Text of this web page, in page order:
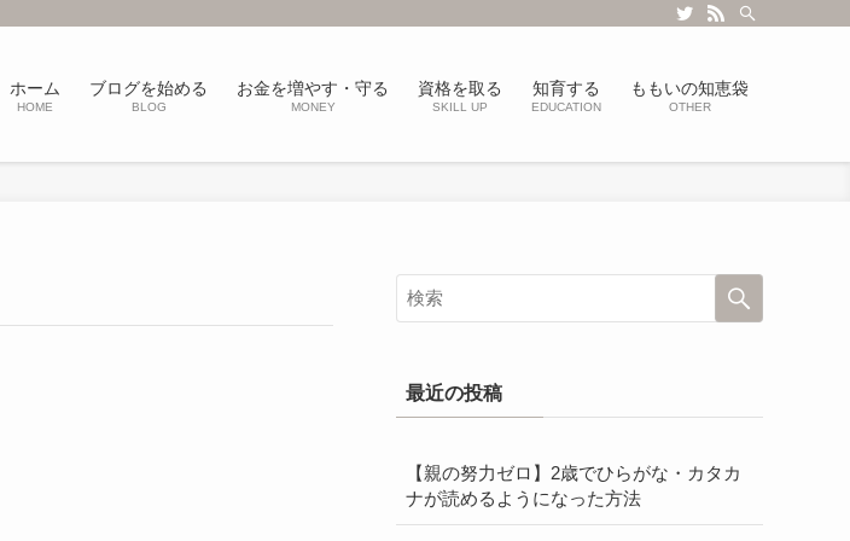
ホーム
HOME
ブログを始める
BLOG
お金を増やす・守る
MONEY
資格を取る
SKILL UP
知育する
EDUCATION
ももいの知恵袋
OTHER
最近の投稿
【親の努力ゼロ】2歳でひらがな・カタカ
ナが読めるようになった方法